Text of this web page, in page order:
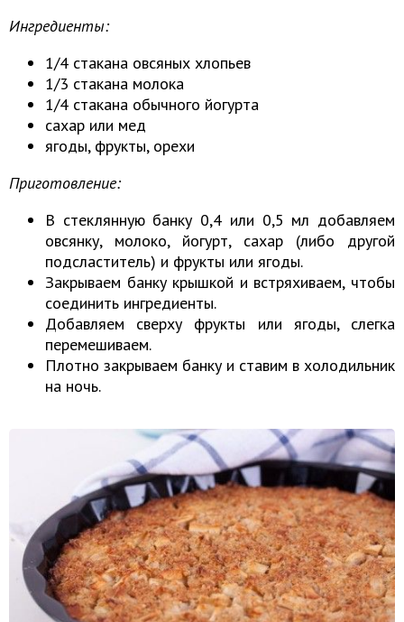
Ингредиенты:
1/4 стакана овсяных хлопьев
1/3 стакана молока
1/4 стакана обычного йогурта
сахар или мед
ягоды, фрукты, орехи
Приготовление:
В стеклянную банку 0,4 или 0,5 мл добавляем
овсянку, молоко, йогурт, сахар (либо другой
подсластитель) и фрукты или ягоды.
Закрываем банку крышкой и встряхиваем, чтобы
соединить ингредиенты.
Добавляем сверху фрукты или ягоды, слегка
перемешиваем.
Плотно закрываем банку и ставим в холодильник
на ночь.